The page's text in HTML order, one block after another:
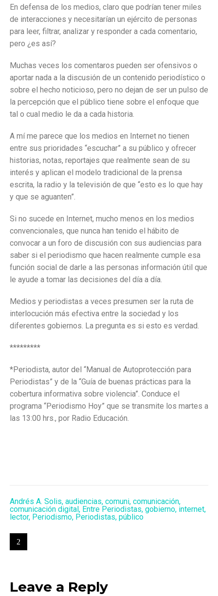
En defensa de los medios, claro que podrían tener miles
de interacciones y necesitarían un ejército de personas
para leer, filtrar, analizar y responder a cada comentario,
pero ¿es así?
Muchas veces los comentaros pueden ser ofensivos o
aportar nada a la discusión de un contenido periodístico o
sobre el hecho noticioso, pero no dejan de ser un pulso de
la percepción que el público tiene sobre el enfoque que
tal o cual medio le da a cada historia.
A mí me parece que los medios en Internet no tienen
entre sus prioridades “escuchar” a su público y ofrecer
historias, notas, reportajes que realmente sean de su
interés y aplican el modelo tradicional de la prensa
escrita, la radio y la televisión de que “esto es lo que hay
y que se aguanten”.
Si no sucede en Internet, mucho menos en los medios
convencionales, que nunca han tenido el hábito de
convocar a un foro de discusión con sus audiencias para
saber si el periodismo que hacen realmente cumple esa
función social de darle a las personas información útil que
le ayude a tomar las decisiones del día a día.
Medios y periodistas a veces presumen ser la ruta de
interlocución más efectiva entre la sociedad y los
diferentes gobiernos. La pregunta es si esto es verdad.
*********
*Periodista, autor del “Manual de Autoprotección para
Periodistas” y de la “Guía de buenas prácticas para la
cobertura informativa sobre violencia”. Conduce el
programa “Periodismo Hoy” que se transmite los martes a
las 13:00 hrs., por Radio Educación.
Andrés A. Solis, audiencias, comuni, comunicación,
comunicación digital , Entre Periodistas, gobierno, internet,
lector, Periodismo, Periodistas, público
Leave a Reply